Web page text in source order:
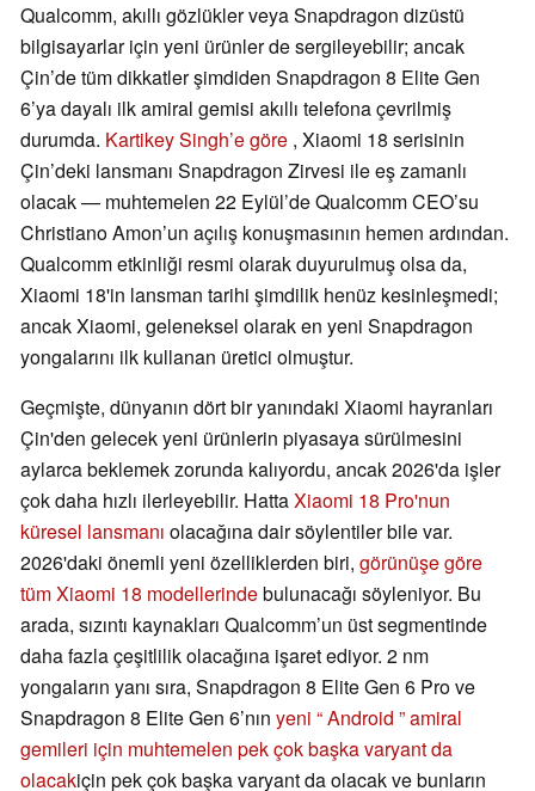
Qualcomm, akıllı gözlükler veya Snapdragon dizüstü
bilgisayarlar için yeni ürünler de sergileyebilir; ancak
Çin’de tüm dikkatler şimdiden Snapdragon 8 Elite Gen
6’ya dayalı ilk amiral gemisi akıllı telefona çevrilmiş
durumda. Kartikey Singh’e göre , Xiaomi 18 serisinin
Çin’deki lansmanı Snapdragon Zirvesi ile eş zamanlı
olacak — muhtemelen 22 Eylül’de Qualcomm CEO’su
Christiano Amon’un açılış konuşmasının hemen ardından.
Qualcomm etkinliği resmi olarak duyurulmuş olsa da,
Xiaomi 18'in lansman tarihi şimdilik henüz kesinleşmedi;
ancak Xiaomi, geleneksel olarak en yeni Snapdragon
yongalarını ilk kullanan üretici olmuştur.
Geçmişte, dünyanın dört bir yanındaki Xiaomi hayranları
Çin'den gelecek yeni ürünlerin piyasaya sürülmesini
aylarca beklemek zorunda kalıyordu, ancak 2026'da işler
çok daha hızlı ilerleyebilir. HattaXiaomi 18 Pro'nun
küresel lansmanı olacağına dair söylentiler bile var.
2026'daki önemli yeni özelliklerden biri, görünüşe göre
tüm Xiaomi 18 modellerindebulunacağı söyleniyor. Bu
arada, sızıntı kaynakları Qualcomm’un üst segmentinde
daha fazla çeşitlilik olacağına işaret ediyor. 2 nm
yongaların yanı sıra, Snapdragon 8 Elite Gen 6 Pro ve
Snapdragon 8 Elite Gen 6’nın yeni “ Android ” amiral
gemileri için muhtemelen pek çok başka varyant da
olacakiçin pek çok başka varyant da olacak ve bunların